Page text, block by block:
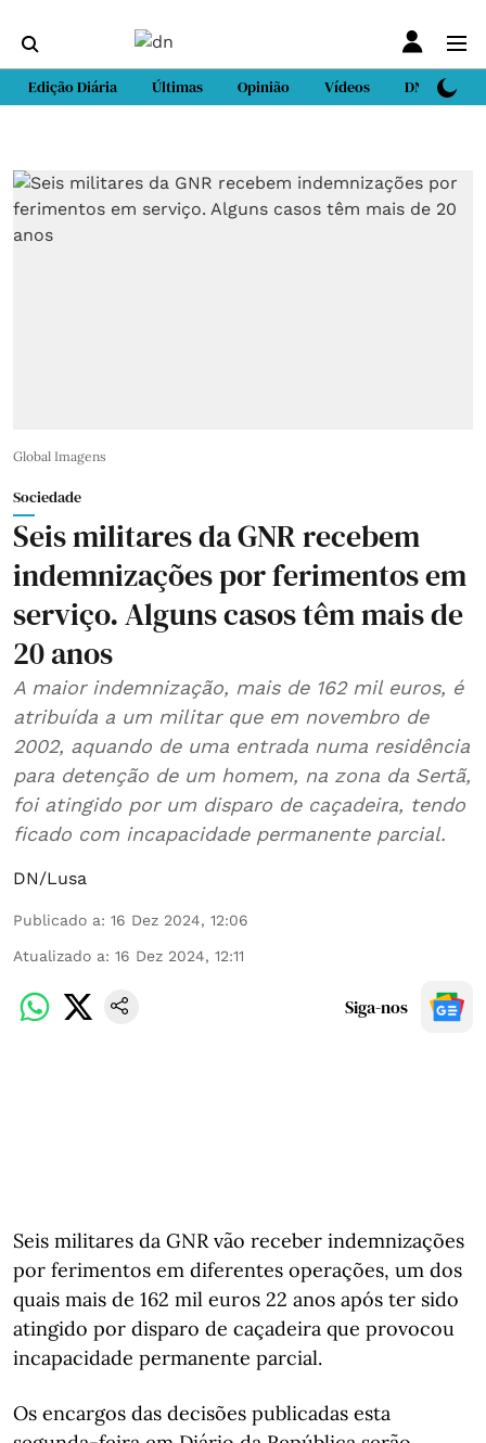
Edição Diária Últimas Opinião Vídeos DN Sport
Global Imagens
Sociedade
Seis militares da GNR recebem
indemnizações por ferimentos em
serviço. Alguns casos têm mais de
20 anos
A maior indemnização, mais de 162 mil euros, é
atribuída a um militar que em novembro de
2002, aquando de uma entrada numa residência
para detenção de um homem, na zona da Sertã,
foi atingido por um disparo de caçadeira, tendo
ficado com incapacidade permanente parcial.
DN/Lusa
Publicado a: 16 Dez 2024, 12:06
Atualizado a: 16 Dez 2024, 12:11
Siga-nos
Seis militares da GNR vão receber indemnizações
por ferimentos em diferentes operações, um dos
quais mais de 162 mil euros 22 anos após ter sido
atingido por disparo de caçadeira que provocou
incapacidade permanente parcial.
Os encargos das decisões publicadas esta